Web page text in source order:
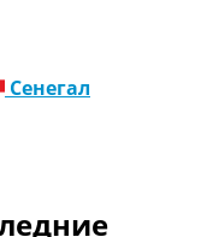
групп
Сенегал